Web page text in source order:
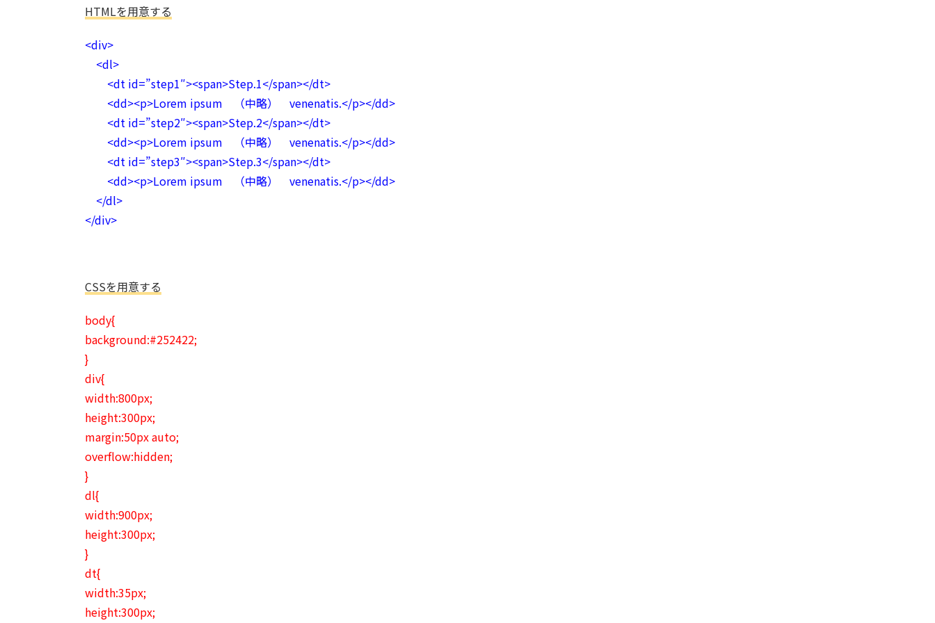
HTMLを用意する
<div>
<dl>
<dt id=”step1″><span>Step.1</span></dt>
<dd><p>Lorem ipsum （中略） venenatis.</p></dd>
<dt id=”step2″><span>Step.2</span></dt>
<dd><p>Lorem ipsum （中略） venenatis.</p></dd>
<dt id=”step3″><span>Step.3</span></dt>
<dd><p>Lorem ipsum （中略） venenatis.</p></dd>
</dl>
</div>
CSSを用意する
body{
background:#252422;
}
div{
width:800px;
height:300px;
margin:50px auto;
overflow:hidden;
}
dl{
width:900px;
height:300px;
}
dt{
width:35px;
height:300px;